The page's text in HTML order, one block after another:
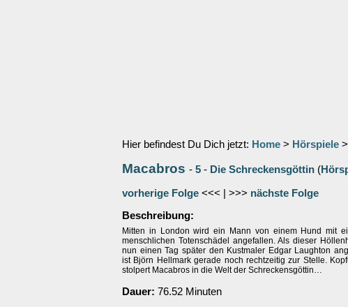
Hier befindest Du Dich jetzt: Home > Hörspiele >
Macabros - 5 - Die Schreckensgöttin (
vorherige Folge <<< | >>> nächste Folge
Beschreibung:
Mitten in London wird ein Mann von einem Hund mit
menschlichen Totenschädel angefallen. Als dieser
nun einen Tag später den Kustmaler Edgar Laughton
ist Björn Hellmark gerade noch rechtzeitig zur Stelle.
stolpert Macabros in die Welt der Schreckensgöttin…
Dauer: 76.52 Minuten